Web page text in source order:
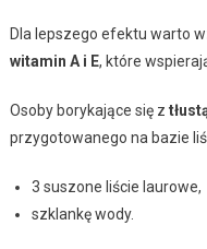
Dla lepszego efektu warto
witamin A i E, które
Osoby borykające się z
przygotowanego na bazie
3 suszone liście laurowe,
szklankę wody.